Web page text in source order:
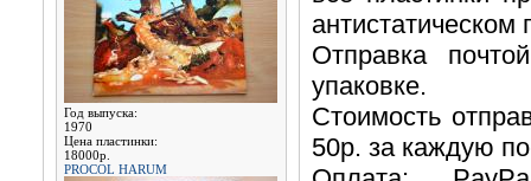
Год выпуска:
1970
Цена пластинки:
18000р.
PROCOL HARUM
антистатическом
Отправка
упаковке.
Стоимость
50р. за каждую